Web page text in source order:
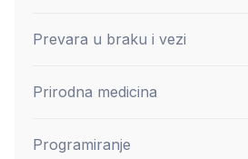
Prevara u braku i vezi
Prirodna medicina
Programiranje